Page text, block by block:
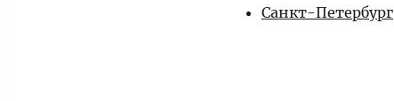
Санкт-Петербург